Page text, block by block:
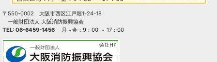
〒550-0002 大阪市西区江戸堀1-24-18
一般財団法人 大阪消防振興協会
TEL: 06-6459-1456 月～金：9：00 ～ 17：00